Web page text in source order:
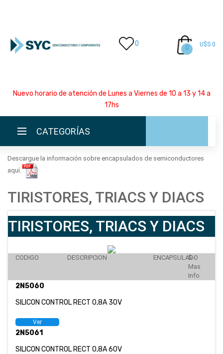
0
0 U$S 0
Nuevo horario de atención de Lunes a Viernes de 10 a 13 y 14 a
17hs
CATEGORÍAS
INICIO
LA EMPRESA
CATÁLOGO
CONTACTO
Descargue la información sobre encapsulados de semiconductores
aquí.
TIRISTORES, TRIACS Y DIACS
TIRISTORES, TRIACS Y DIACS
CODIGO DESCRIPCION ENCAPSULADO
$ -
Mas
Info
2N5060
SILICON CONTROL RECT 0,8A 30V
Ver
2N5061
SILICON CONTROL RECT 0,8A 60V